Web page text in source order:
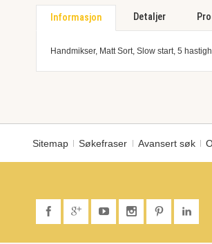
to
Informasjon
Handmikser, Matt Sort, Slow start, 5
Detaljer
Sitemap Søkefraser Avansert søk